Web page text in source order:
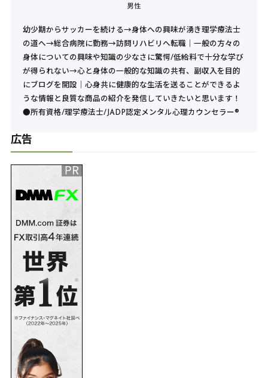
男性
幼少期からサッカーを続ける→身体への興味が湧き理学療法士
の道へ→総合病院に勤務→訪問リハビリへ転職｜一般の方々の
身体についての興味や知識の少なさに驚愕/低給料で十分な学び
が得られない→心と身体の一般的な知識の共有、副収入を目的
にブログを開設｜心身共に健康的な生活を送ることができるよ
うな情報と良質な商品の紹介を発信していきたいと思います！
●所有資格/理学療法士/JADP認定メンタル心理カウンセラー®︎
広告